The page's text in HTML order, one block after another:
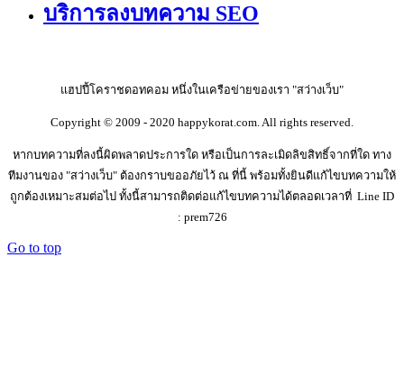
บริการลงบทความ SEO
แฮปปี้โคราชดอทคอม หนึ่งในเครือข่ายของเรา "สว่างเว็บ"
Copyright © 2009 - 2020 happykorat.com. All rights reserved.
หากบทความที่ลงนี้ผิดพลาดประการใด หรือเป็นการละเมิดลิขสิทธิ์จากที่ใด ทาง
ทีมงานของ "สว่างเว็บ" ต้องกราบขออภัยไว้ ณ ที่นี้ พร้อมทั้งยินดีแก้ไขบทความให้
ถูกต้องเหมาะสมต่อไป ทั้งนี้สามารถติดต่อแก้ไขบทความได้ตลอดเวลาที่ Line ID
: prem726
Go to top